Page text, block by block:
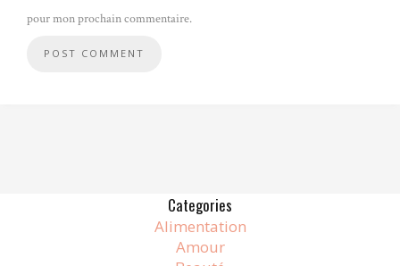
pour mon prochain commentaire.
Categories
Alimentation
Amour